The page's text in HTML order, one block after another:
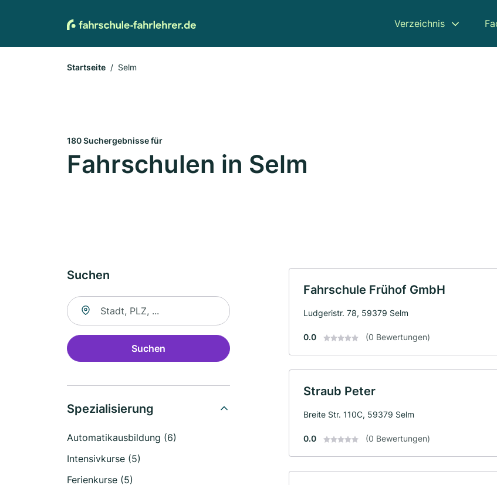
Verzeichnis
Startseite Selm
180 Suchergebnisse für
Fahrschulen in Selm
Suchen
Suche nach Ort
Suchen
Spezialisierung
Automatikausbildung (6)
Intensivkurse (5)
Ferienkurse (5)
Fahrschule Frühof GmbH
Ludgeristr. 78, 59379 Selm
0.0 (0 Bewertungen)
Straub Peter
Breite Str. 110C, 59379 Selm
0.0 (0 Bewertungen)